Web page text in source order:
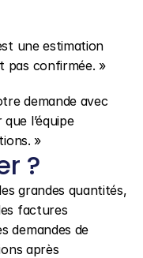
une estimation
pas confirmée. »
demande avec
l’équipe
»
?
grandes quantités,
factures
demandes de
après